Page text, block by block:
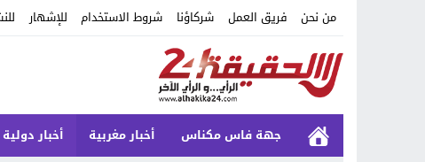
من نحن فريق العمل شركاؤنا شروط الاستخدام للإشهار
جهة فاس مكناس أخبار مغربية أخبار دولية